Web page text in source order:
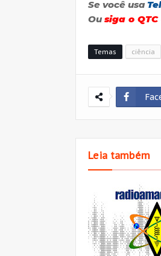
Se você usa
Ousiga o QTC
Temas ciência
Leia também